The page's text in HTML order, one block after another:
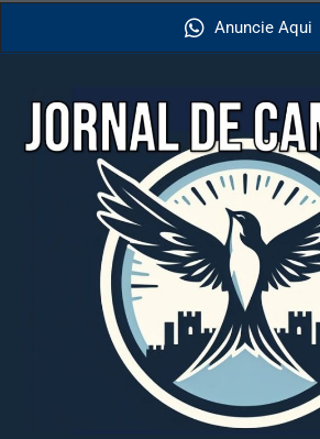
Anuncie Aqui